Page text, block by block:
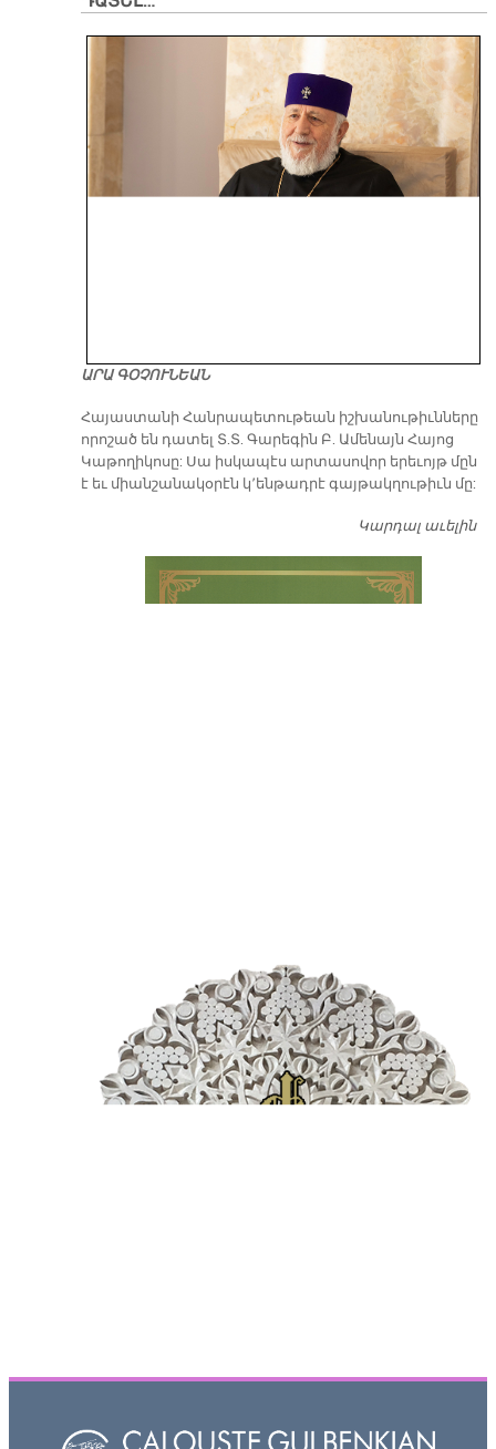
ԱՐԱ ԳՕՉՈՒՆԵԱՆ
​Հայաստանի Հանրապետութեան իշխանութիւնները
որոշած են դատել Տ.Տ. Գարեգին Բ. Ամենայն Հայոց
Կաթողիկոսը: Սա իսկապէս արտասովոր երեւոյթ մըն
է եւ միանշանակօրէն կ՚ենթադրէ գայթակղութիւն մը:
Կարդալ աւելին